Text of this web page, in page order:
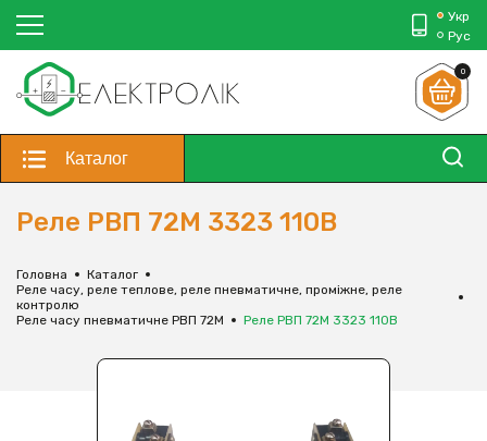
Укр
Рус
0
Каталог
Реле РВП 72М 3323 110В
Головна
Каталог
Реле часу, реле теплове, реле пневматичне, проміжне, реле
контролю
Реле часу пневматичне РВП 72М
Реле РВП 72М 3323 110В